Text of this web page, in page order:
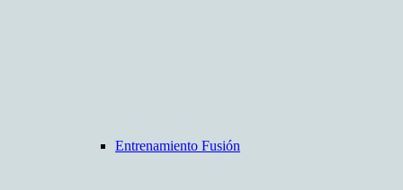
Entrenamiento Fusión